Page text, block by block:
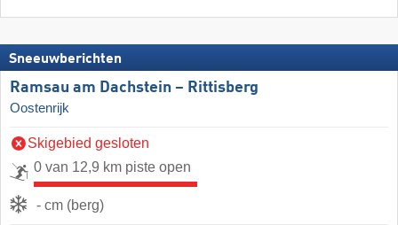
Sneeuwberichten
Ramsau am Dachstein – Rittisberg
Oostenrijk
Skigebied gesloten
0 van 12,9 km piste open
- cm (berg)